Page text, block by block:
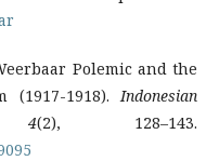
Polemic and the
(1917-1918). Indonesian
4(2), 128–143.